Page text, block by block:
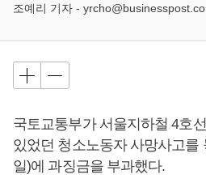
조예리 기자 -
국토교통부가 서울지하철 4호
있었던 청소노동자 사망사고를
일)에 과징금을 부과했다.